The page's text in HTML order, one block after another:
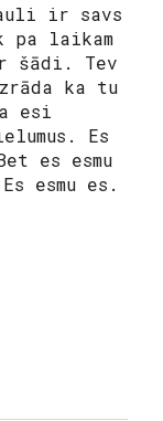
ir savs
pa laikam
šādi. Tev
ka tu
esi
Es
es esmu
esmu es.